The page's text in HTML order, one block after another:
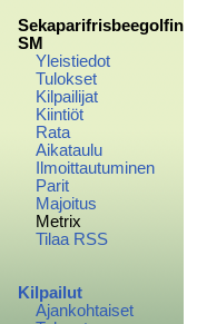
Sekaparifrisbeegolfin
SM
Yleistiedot
Tulokset
Kilpailijat
Kiintiöt
Rata
Aikataulu
Ilmoittautuminen
Parit
Majoitus
Metrix
Tilaa RSS
Kilpailut
Ajankohtaiset